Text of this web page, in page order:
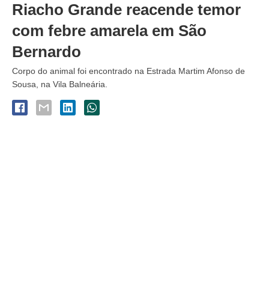
Riacho Grande reacende temor
com febre amarela em São
Bernardo
Corpo do animal foi encontrado na Estrada Martim Afonso de
Sousa, na Vila Balneária.